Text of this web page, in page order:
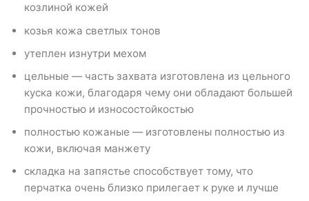
козлиной кожей
козья кожа светлых тонов
утеплен изнутри мехом
цельные — часть захвата изготовлена из цельного
куска кожи, благодаря чему они обладают большей
прочностью и износостойкостью
полностью кожаные — изготовлены полностью из
кожи, включая манжету
складка на запястье способствует тому, что
перчатка очень близко прилегает к руке и лучше